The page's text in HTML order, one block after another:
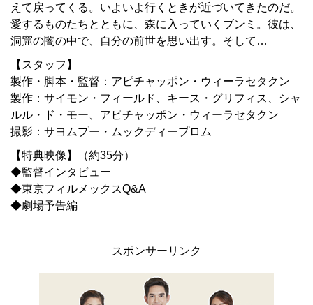
えて戻ってくる。いよいよ行くときが近づいてきたのだ。
愛するものたちとともに、森に入っていくブンミ。彼は、
洞窟の闇の中で、自分の前世を思い出す。そして…
【スタッフ】
製作・脚本・監督：アピチャッポン・ウィーラセタクン
製作：サイモン・フィールド、キース・グリフィス、シャ
ルル・ド・モー、アピチャッポン・ウィーラセタクン
撮影：サヨムプー・ムックディープロム
【特典映像】（約35分）
◆監督インタビュー
◆東京フィルメックスQ&A
◆劇場予告編
スポンサーリンク